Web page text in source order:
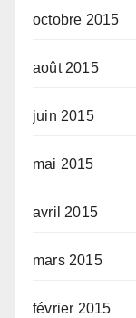
octobre 2015
août 2015
juin 2015
mai 2015
avril 2015
mars 2015
février 2015